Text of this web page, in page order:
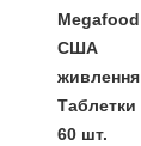
Megafood
США
живлення
Таблетки
60 шт.